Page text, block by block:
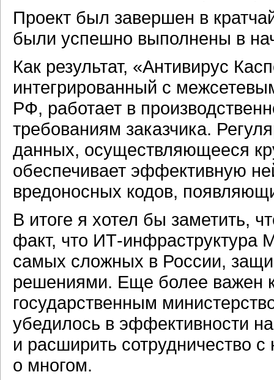
Проект был завершен в
были успешно выполнены в
Как результат, «Антивирус
интегрированный с
РФ, работает в
требованиям заказчика.
данных, осуществляющееся
обеспечивает эффективную
вредоносных кодов,
В итоге я хотел бы заметить,
факт, что ИТ-инфраструктура
самых сложных в России,
решениями. Еще более важен
государственным
убедилось в эффективности
и расширить сотрудничество
о многом.